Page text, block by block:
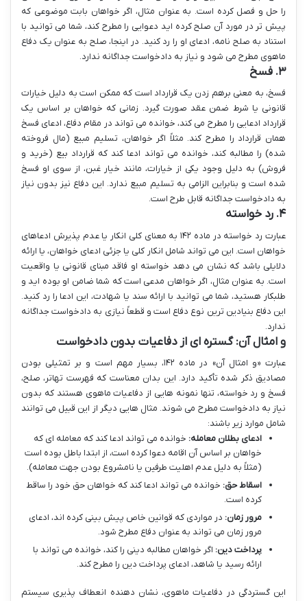
را حل و فصل کرده است. به عنوان مثال، اگر خواهان بابت موضوعی که
پیش تر در مورد آن صلح کرده اید دعوایی را مطرح کند، شما می توانید با
استناد به صلح نامه، ادعای او را رد کنید. در اینجا، صلح به عنوان یک دفاع
ماهوی مطرح می شود و نیاز به دادخواست جداگانه ندارد.
۳. فسخ
فسخ، به معنی برهم زدن یک قرارداد است که ممکن است به دلیل خیارات
قانونی یا شرط ضمن عقد صورت گیرد. زمانی که خواهان بر اساس یک
قرارداد ادعایی را مطرح می کند، خوانده می تواند در مقام دفاع، ادعای فسخ
همان قرارداد را مطرح کند. مثلاً اگر خواهان، تسلیم مبیع (مال فروخته
شده) را مطالبه کند، خوانده می تواند ادعا کند که قرارداد بیع (خرید و
فروش) به دلیل وجود یکی از خیارات، مانند خیار غبن، از سوی او فسخ
شده است و بنابراین الزامی به تسلیم مبیع ندارد. این دفاع نیز بدون نیاز
به دادخواست جداگانه قابل طرح است.
۴. رد خواسته
عبارت رد خواسته در ماده ۱۴۲ به معنای کلی انکار یا عدم پذیرش ادعاهای
خواهان است. این می تواند شامل انکار کلی یا جزئی ادعای خواهان، یا ارائه
دلایلی باشد که نشان می دهد خواسته او فاقد مبنای قانونی یا واقعیت
است. به عنوان مثال، اگر خواهان مدعی است که شما ضامن او بوده اید و
طلبکار هستید، شما می توانید با ارائه سند یا شهادت، این ادعا را رد کنید.
این دفاع بنیادین ترین نوع دفاع است و قطعاً نیازی به دادخواست جداگانه
ندارد.
و امثال آن: گستره ای از دفاعیات بدون دادخواست
عبارت «و امثال آن» در ماده ۱۴۲، بسیار مهم است و بر تمثیلی بودن
مصادیق ذکر شده تأکید دارد. این بدان معناست که فهرست تهاتر، صلح،
فسخ و رد خواسته، تنها نمونه هایی از دفاعیات ماهوی هستند که بدون
نیاز به دادخواست مطرح می شوند. مثال هایی دیگر از این قبیل می توانند
شامل موارد زیر باشند:
ادعای بطلان معامله: خوانده می تواند ادعا کند که معامله ای که
خواهان بر اساس آن اقامه دعوا کرده است، از ابتدا باطل بوده است
(مثلاً به دلیل عدم اهلیت طرفین یا نامشروع بودن جهت معامله).
اسقاط حق: خوانده می تواند ادعا کند که خواهان حق خود را ساقط
کرده است.
مرور زمان: در مواردی که قوانین خاص پیش بینی کرده اند، ادعای
مرور زمان می تواند به عنوان دفاع مطرح شود.
پرداخت دین: اگر خواهان مطالبه دینی را کند، خوانده می تواند با
ارائه رسید یا شاهد، ادعای پرداخت دین را مطرح کند.
این گستردگی در دفاعیات ماهوی، نشان دهنده انعطاف پذیری سیستم